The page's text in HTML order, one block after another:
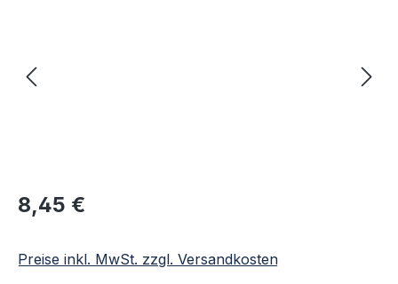
Regulärer Preis:
8,45 €
Preise inkl. MwSt. zzgl. Versandkosten